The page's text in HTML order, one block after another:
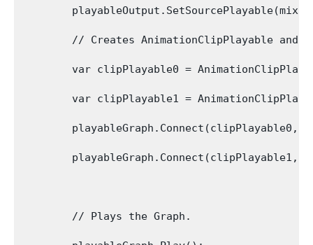
// Creates AnimationClipPlayable and
var clipPlayable0 =
var clipPlayable1 =
playableGraph.Connect(clipPlayable0,
playableGraph.Connect(clipPlayable1,
        // Plays the Graph.